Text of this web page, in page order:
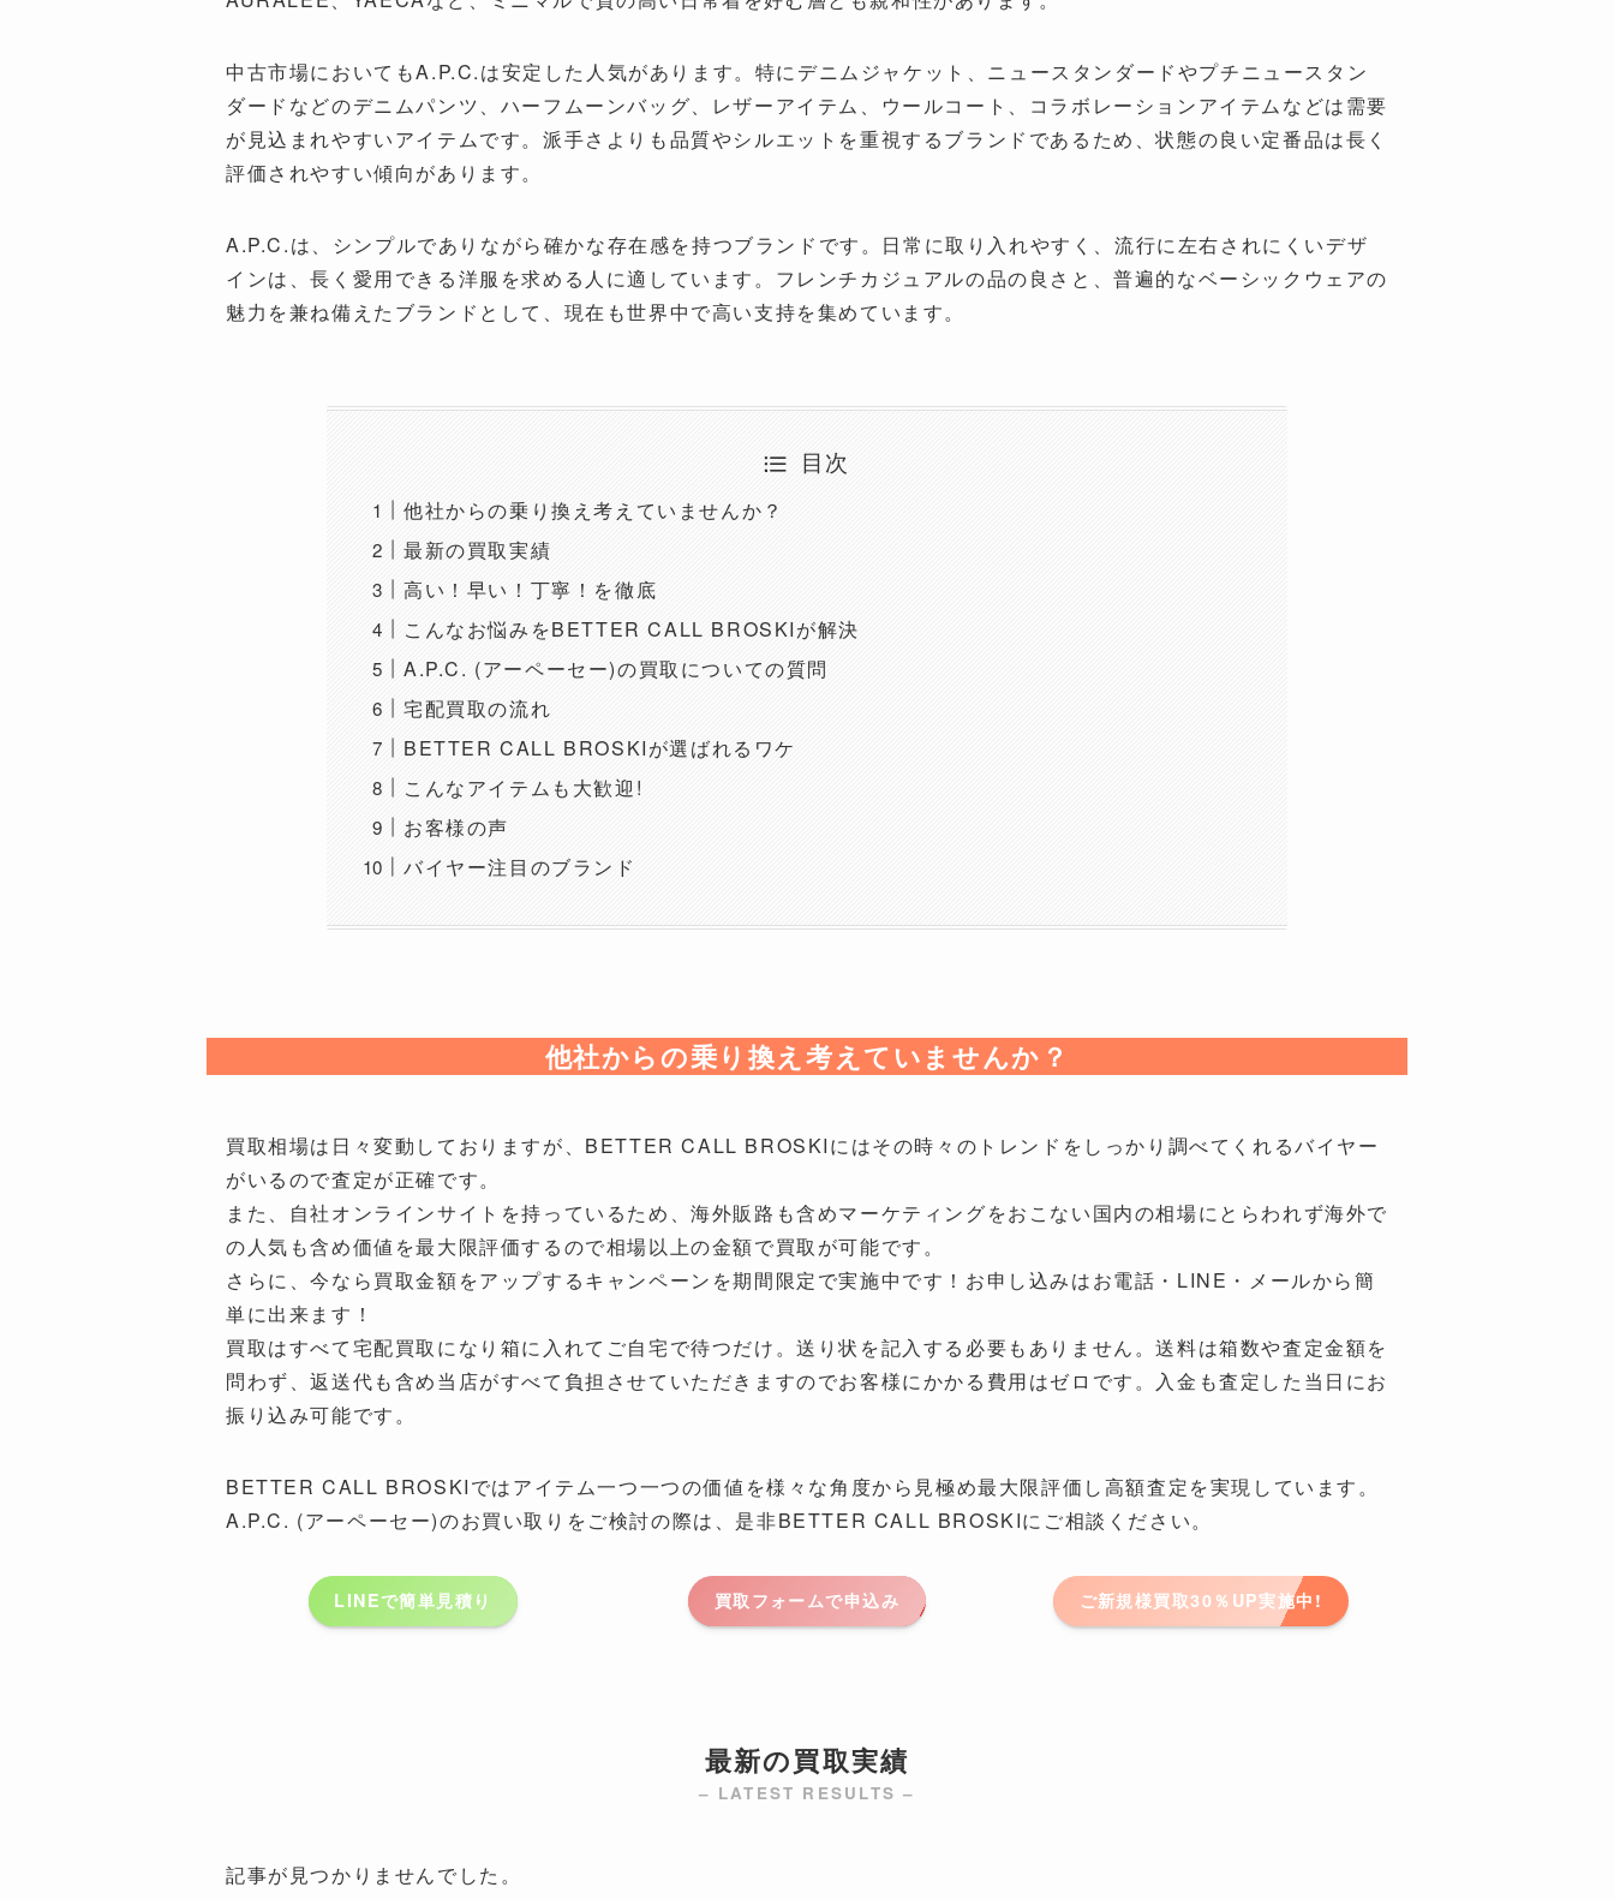
中古市場においてもA.P.C.は安定した人気があります。特にデニムジャケット、ニュースタンダードやプチニュースタン
ダードなどのデニムパンツ、ハーフムーンバッグ、レザーアイテム、ウールコート、コラボレーションアイテムなどは需要
が見込まれやすいアイテムです。派手さよりも品質やシルエットを重視するブランドであるため、状態の良い定番品は長く
評価されやすい傾向があります。
A.P.C.は、シンプルでありながら確かな存在感を持つブランドです。日常に取り入れやすく、流行に左右されにくいデザ
インは、長く愛用できる洋服を求める人に適しています。フレンチカジュアルの品の良さと、普遍的なベーシックウェアの
魅力を兼ね備えたブランドとして、現在も世界中で高い支持を集めています。
目次
他社からの乗り換え考えていませんか？
最新の買取実績
高い！早い！丁寧！を徹底
こんなお悩みをBETTER CALL BROSKIが解決
A.P.C. (アーペーセー)の買取についての質問
宅配買取の流れ
BETTER CALL BROSKIが選ばれるワケ
こんなアイテムも大歓迎!
お客様の声
バイヤー注目のブランド
他社からの乗り換え考えていませんか？
買取相場は日々変動しておりますが、BETTER CALL BROSKIにはその時々のトレンドをしっかり調べてくれるバイヤー
がいるので査定が正確です。
また、自社オンラインサイトを持っているため、海外販路も含めマーケティングをおこない国内の相場にとらわれず海外で
の人気も含め価値を最大限評価するので相場以上の金額で買取が可能です。
さらに、今なら買取金額をアップするキャンペーンを期間限定で実施中です！お申し込みはお電話・LINE・メールから簡
単に出来ます！
買取はすべて宅配買取になり箱に入れてご自宅で待つだけ。送り状を記入する必要もありません。送料は箱数や査定金額を
問わず、返送代も含め当店がすべて負担させていただきますのでお客様にかかる費用はゼロです。入金も査定した当日にお
振り込み可能です。
BETTER CALL BROSKIではアイテム一つ一つの価値を様々な角度から見極め最大限評価し高額査定を実現しています。
A.P.C. (アーペーセー)のお買い取りをご検討の際は、是非BETTER CALL BROSKIにご相談ください。
LINEで簡単見積り 買取フォームで申込み ご新規様買取30％UP実施中!
最新の買取実績
– LATEST RESULTS –
記事が見つかりませんでした。